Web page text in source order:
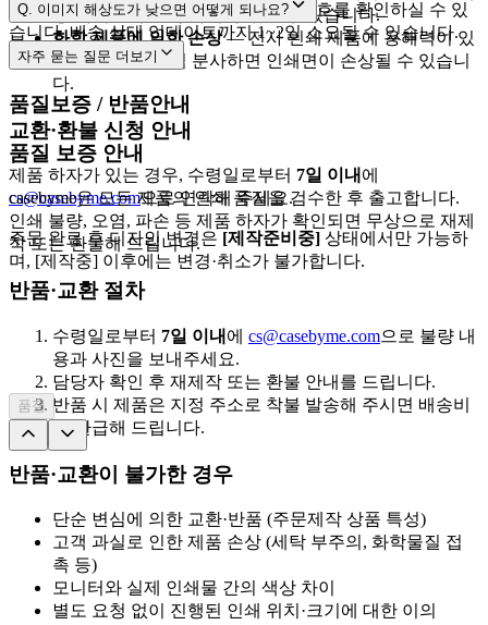
상·사이즈에 소폭 차이가 있을 수 있습니다.
화학 제품에 의한 손상— 전사 인쇄 제품에 용해력이 있
는 향수 등을 직접 분사하면 인쇄면이 손상될 수 있습니
다.
교환·환불 신청 안내
제품 하자가 있는 경우, 수령일로부터 7일 이내 에
cs@casebyme.com으로 연락해 주세요.
주문 완료 후 디자인 변경은 [제작준비중] 상태에서만 가능하
며, [제작중] 이후에는 변경·취소가 불가합니다.
[마이페이지 → 주문내역]에서 운송장 번호를 확인하실 수 있
습니다. 배송 상태 업데이트까지 1~2일 소요될 수 있습니다.
Q. 이미지 해상도가 낮으면 어떻게 되나요?
2,500px 이상
자주 묻는 질문 더보기
품질보증 / 반품안내
품질 보증 안내
casebyme은 모든 제품의 인쇄 품질을 검수한 후 출고합니다.
인쇄 불량, 오염, 파손 등 제품 하자가 확인되면 무상으로 재제
작 또는 환불해 드립니다.
반품·교환 절차
수령일로부터 7일 이내 에 cs@casebyme.com으로 불량 내
용과 사진을 보내주세요.
담당자 확인 후 재제작 또는 환불 안내를 드립니다.
반품 시 제품은 지정 주소로 착불 발송해 주시면 배송비
를 환급해 드립니다.
반품·교환이 불가한 경우
단순 변심에 의한 교환·반품 (주문제작 상품 특성)
고객 과실로 인한 제품 손상 (세탁 부주의, 화학물질 접
촉 등)
모니터와 실제 인쇄물 간의 색상 차이
별도 요청 없이 진행된 인쇄 위치·크기에 대한 이의
품절